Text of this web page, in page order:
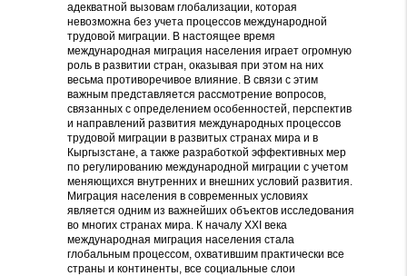
адекватной вызовам глобализации, которая
невозможна без учета процессов международной
трудовой миграции. В настоящее время
международная миграция населения играет огромную
роль в развитии стран, оказывая при этом на них
весьма противоречивое влияние. В связи с этим
важным представляется рассмотрение вопросов,
связанных с определением особенностей, перспектив
и направлений развития международных процессов
трудовой миграции в развитых странах мира и в
Кыргызстане, а также разработкой эффективных мер
по регулированию международной миграции с учетом
меняющихся внутренних и внешних условий развития.
Миграция населения в современных условиях
является одним из важнейших объектов исследования
во многих странах мира. К началу XXI века
международная миграция населения стала
глобальным процессом, охватившим практически все
страны и континенты, все социальные слои